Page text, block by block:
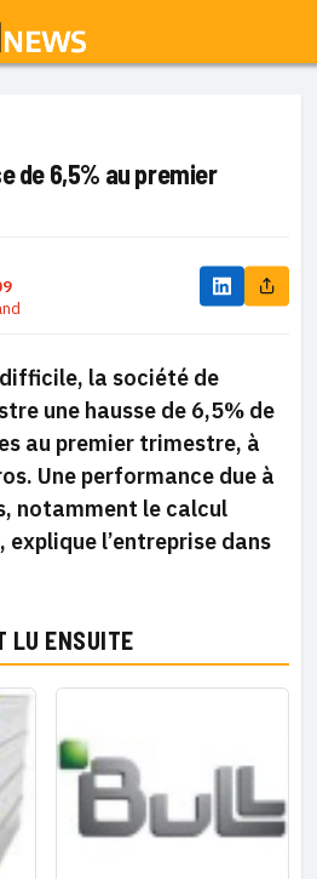
de 6,5% au premier
la société de
une hausse de 6,5% de
au premier trimestre, à
Une performance due à
notamment le calcul
l’entreprise dans
LU ENSUITE